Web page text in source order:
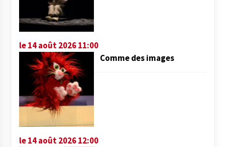
le 14 août 2026 11:00
Comme des images
le 14 août 2026 12:00